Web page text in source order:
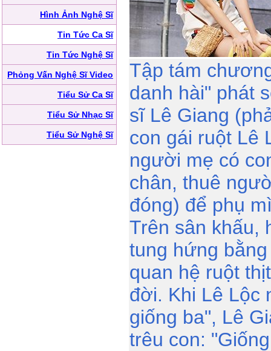
Hình Ảnh Nghệ Sĩ
Tin Tức Ca Sĩ
Tin Tức Nghệ Sĩ
Phỏng Vấn Nghệ Sĩ Video
Tiểu Sử Ca Sĩ
Tiểu Sử Nhạc Sĩ
Tiểu Sử Nghệ Sĩ
Tập tám
danh hài" phát
sĩ Lê Giang
con gái ruột Lê
người mẹ có
chân, thuê
đóng) để phụ
Trên sân khấu,
tung hứng
quan hệ ruột
đời. Khi Lê Lộc
giống ba", Lê
trêu con: